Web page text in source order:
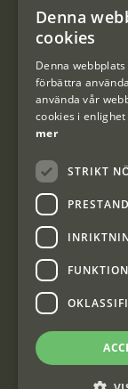
Kundklubb
Information om
Interjakt
Denna
cookies
Denna
förbättra
använda vår
cookies i
mer
STRIKT